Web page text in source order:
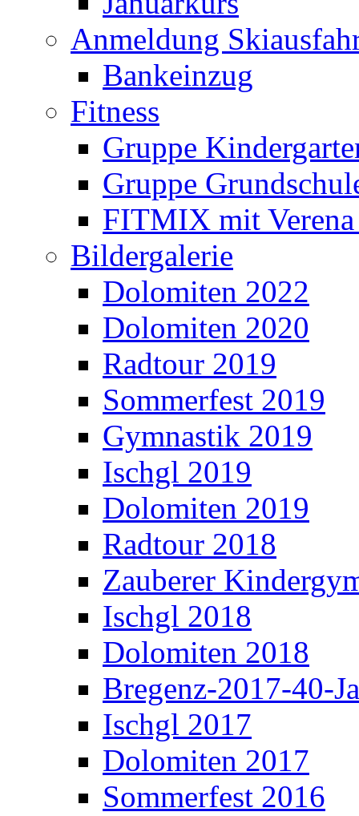
Anmeldung
Bankeinzug
Fitness
Gruppe
Gruppe
FITMIX mit
Bildergalerie
Dolomiten 2022
Dolomiten 2020
Radtour 2019
Sommerfest 2019
Gymnastik 2019
Ischgl 2019
Dolomiten 2019
Radtour 2018
Zauberer
Ischgl 2018
Dolomiten 2018
Bregenz-2017-40-
Ischgl 2017
Dolomiten 2017
Sommerfest 2016